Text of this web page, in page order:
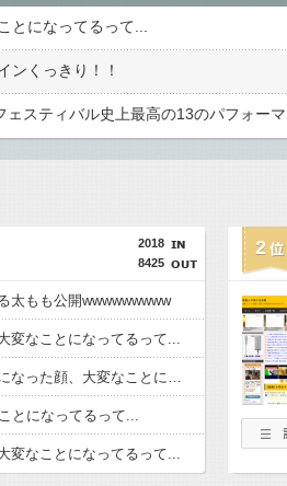
とになってるって...
くっきり！！
スティバル史上最高の13のパフォーマ
2018
8425
太もも公開wwwwwwwww
変なことになってるって...
賀喜遥香さんのガッチガチになった顔、大変なことになってるって...
とになってるって...
変なことになってるって...
2